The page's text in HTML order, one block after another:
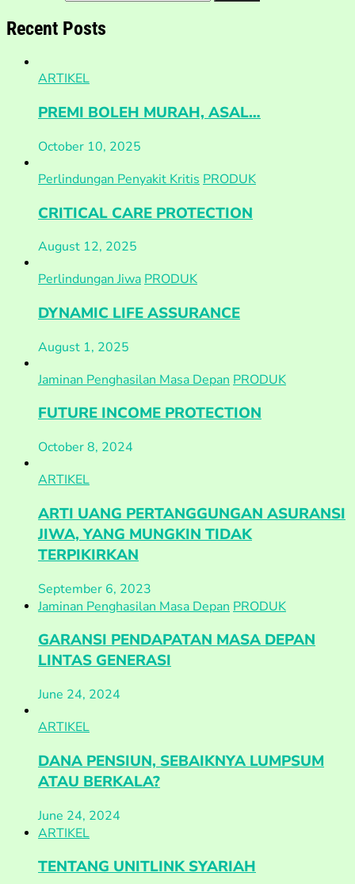
Recent Posts
ARTIKEL
PREMI BOLEH MURAH, ASAL…
October 10, 2025
Perlindungan Penyakit Kritis PRODUK
CRITICAL CARE PROTECTION
August 12, 2025
Perlindungan Jiwa PRODUK
DYNAMIC LIFE ASSURANCE
August 1, 2025
Jaminan Penghasilan Masa Depan PRODUK
FUTURE INCOME PROTECTION
October 8, 2024
ARTIKEL
ARTI UANG PERTANGGUNGAN ASURANSI
JIWA, YANG MUNGKIN TIDAK
TERPIKIRKAN
September 6, 2023
Jaminan Penghasilan Masa Depan PRODUK
GARANSI PENDAPATAN MASA DEPAN
LINTAS GENERASI
June 24, 2024
ARTIKEL
DANA PENSIUN, SEBAIKNYA LUMPSUM
ATAU BERKALA?
June 24, 2024
ARTIKEL
TENTANG UNITLINK SYARIAH